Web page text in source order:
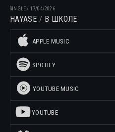
SINGLE/ 17/04/2026
HAYASE В ШКОЛЕ
APPLE MUSIC
SPOTIFY
YOUTUBE MUSIC
YOUTUBE